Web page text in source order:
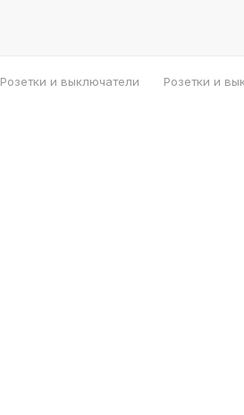
Розетки и выключатели Розетки и